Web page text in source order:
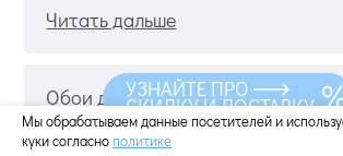
Читать дальше
Обои для большой спальни -
выбрать?
Мы обрабатываем данные посетителей и
куки согласно политике
УЗНАЙТЕ ПРО
СКИДКУ И ДОСТАВКУ